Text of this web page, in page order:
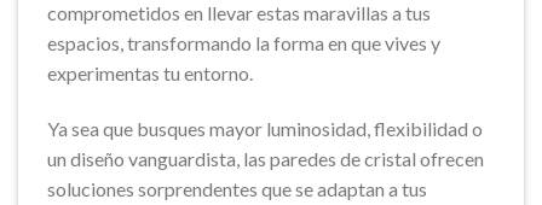
comprometidos en llevar estas maravillas a tus
espacios, transformando la forma en que vives y
experimentas tu entorno.
Ya sea que busques mayor luminosidad, flexibilidad o
un diseño vanguardista, las paredes de cristal ofrecen
soluciones sorprendentes que se adaptan a tus